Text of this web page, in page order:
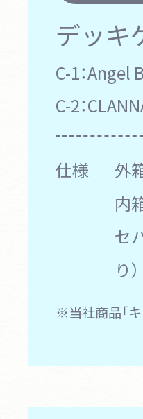
デッキ
C-1：Angel
C-2：
仕様
外
内
セ
り）
※当社商品「